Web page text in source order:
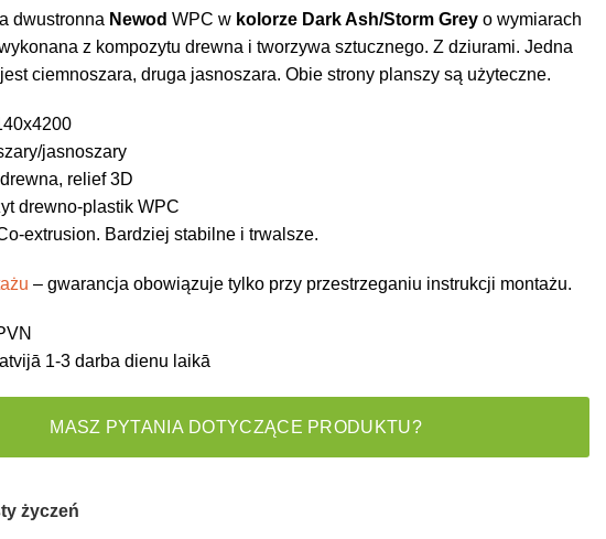
dwustronna Newod WPC w kolorze Dark Ash/Storm Grey o wymiarach
z kompozytu drewna i tworzywa sztucznego. Z dziurami. Jedna
ciemnoszara, druga jasnoszara. Obie strony planszy są użyteczne.
jasnoszary
relief 3D
drewno-plastik WPC
extrusion. Bardziej stabilne i trwalsze.
– gwarancja obowiązuje tylko przy przestrzeganiu instrukcji montażu.
1-3 darba dienu laikā
MASZ PYTANIA DOTYCZĄCE PRODUKTU?
życzeń